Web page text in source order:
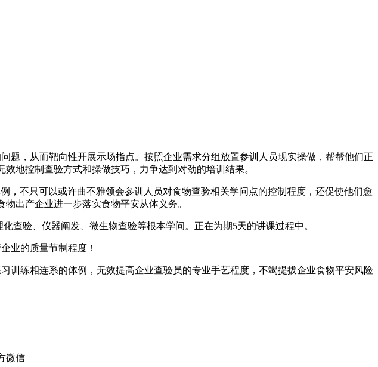
，从而靶向性开展示场指点。按照企业需求分组放置参训人员现实操做，帮帮他们正
地控制查验方式和操做技巧，力争达到对劲的培训结果。
不只可以或许曲不雅领会参训人员对食物查验相关学问点的控制程度，还促使他们愈
出产企业进一步落实食物平安从体义务。
验、仪器阐发、微生物查验等根本学问。正在为期5天的讲课过程中。
的质量节制程度！
练相连系的体例，无效提高企业查验员的专业手艺程度，不竭提拔企业食物平安风险
微信